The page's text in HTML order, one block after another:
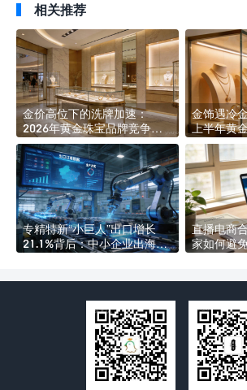
相关推荐
金价高位下的洗牌加速：
2026年黄金珠宝品牌竞争格
局深度解析
金饰遇冷
上半年黄
透视
专精特新“小巨人”出口增长
21.1%背后：中小企业出海的
直播电商
家如何避